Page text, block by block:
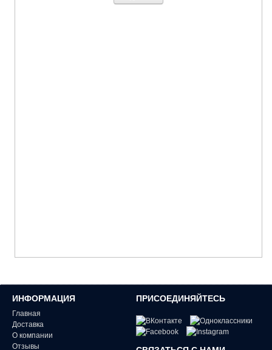
ИНФОРМАЦИЯ
Главная
Доставка
О компании
Отзывы
ПРИСОЕДИНЯЙТЕСЬ